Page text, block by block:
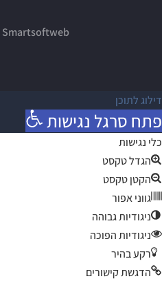
Smartsoftweb
דילוג לתוכן
פתח סרגל נגישות
כלי נגישות
הגדל טקסט
הקטן טקסט
גווני אפור
ניגודיות גבוהה
ניגודיות הפוכה
רקע בהיר
הדגשת קישורים